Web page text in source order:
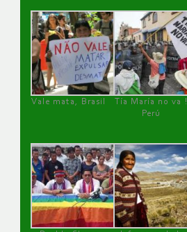
Vale mata, Brasil
Tía María no va !
Perú